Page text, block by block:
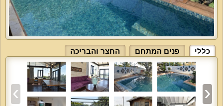
כללי פנים המתחם החצר והבריכה